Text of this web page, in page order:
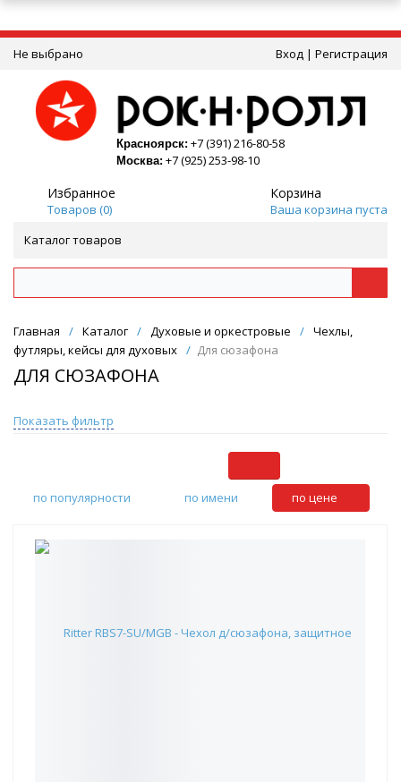
Не выбрано Вход | Регистрация
Красноярск: +7 (391) 216-80-58
Москва: +7 (925) 253-98-10
Избранное
Товаров (0)
Корзина
Ваша корзина пуста
Каталог товаров
Главная / Каталог / Духовые и оркестровые / Чехлы,
футляры, кейсы для духовых / Для сюзафона
ДЛЯ СЮЗАФОНА
Показать фильтр
по популярности по имени по цене